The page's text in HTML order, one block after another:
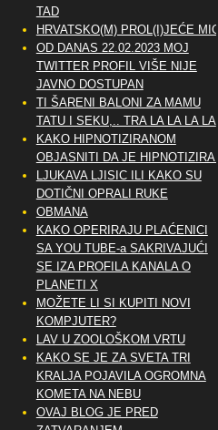
TAD
HRVATSKO(M) PROL(I)JEĆE MIG
OD DANAS 22.02.2023 MOJ
TWITTER PROFIL VIŠE NIJE
JAVNO DOSTUPAN
TI ŠARENI BALONI ZA MAMU
TATU I SEKU,.. TRA LA LA LA LA
KAKO HIPNOTIZIRANOM
OBJASNITI DA JE HIPNOTIZIRAN
LJUKAVA LJISIC ILI KAKO SU
DOTIČNI OPRALI RUKE
OBMANA
KAKO OPERIRAJU PLAĆENICI
SA YOU TUBE-a SAKRIVAJUĆI
SE IZA PROFILA KANALA O
PLANETI X
MOŽETE LI SI KUPITI NOVI
KOMPJUTER?
LAV U ZOOLOŠKOM VRTU
KAKO SE JE ZA SVETA TRI
KRALJA POJAVILA OGROMNA
KOMETA NA NEBU
OVAJ BLOG JE PRED